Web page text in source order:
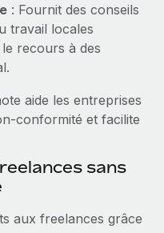
sociaux
les entreprises de
55 employés
à Remote
en matière de
les...
: Fournit des conseils
travail locales
recours à des
aide les entreprises
conformité et facilite
sans
aux freelances grâce